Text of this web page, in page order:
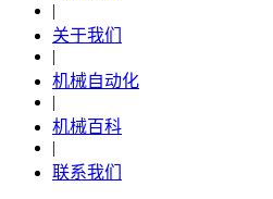
|
关于我们
|
机械自动化
|
机械百科
|
联系我们